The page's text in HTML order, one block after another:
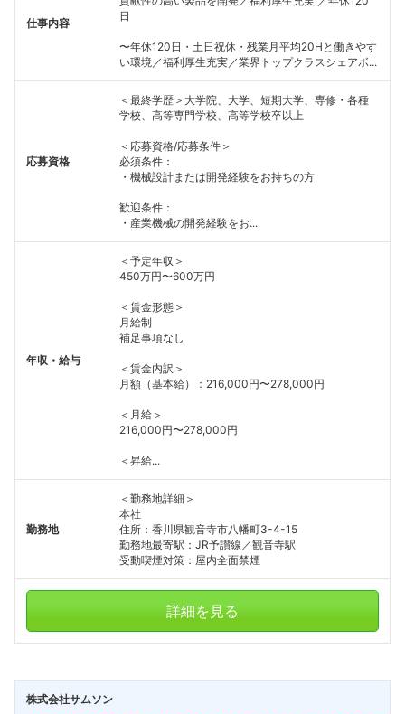
仕事内容
日
〜年休120日・土日祝休・残業月平均20Hと働きやす
い環境／福利厚生充実／業界トップクラスシェアボ...
応募資格
＜最終学歴＞大学院、大学、短期大学、専修・各種
学校、高等専門学校、高等学校卒以上
＜応募資格/応募条件＞
必須条件：
・機械設計または開発経験をお持ちの方
歓迎条件：
・産業機械の開発経験をお...
年収・給与
＜予定年収＞
450万円〜600万円
＜賃金形態＞
月給制
補足事項なし
＜賃金内訳＞
月額（基本給）：216,000円〜278,000円
＜月給＞
216,000円〜278,000円
＜昇給...
勤務地
＜勤務地詳細＞
本社
住所：香川県観音寺市八幡町3-4-15
勤務地最寄駅：JR予讃線／観音寺駅
受動喫煙対策：屋内全面禁煙
詳細を見る
株式会社サムソン